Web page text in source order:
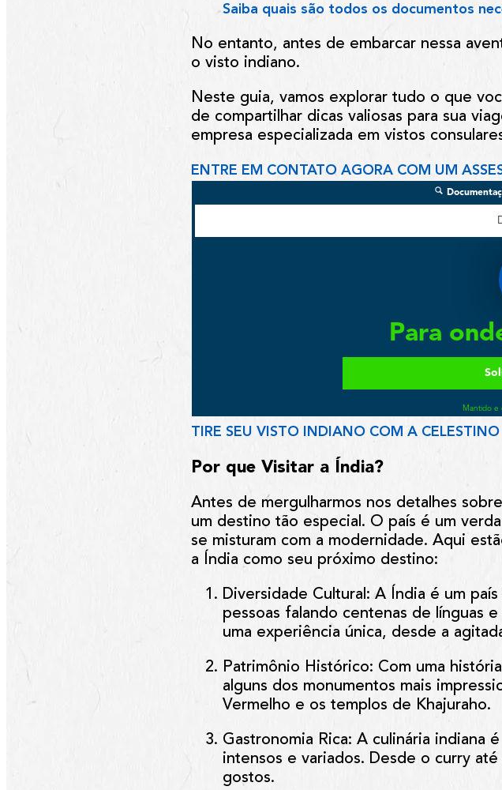
Saiba quais são todos os documentos
No entanto, antes de embarcar nessa
o visto indiano.
Neste guia, vamos explorar tudo o que
de compartilhar dicas valiosas para sua
empresa especializada em vistos
ENTRE EM CONTATO AGORA COM UM
TIRE SEU VISTO INDIANO COM A CELESTINO
Por que Visitar a Índia?
Antes de mergulharmos nos detalhes
um destino tão especial. O país é um
se misturam com a modernidade. Aqui
a Índia como seu próximo destino:
Diversidade Cultural : A Índia é um
pessoas falando centenas de línguas
uma experiência única, desde a
Patrimônio Histórico: Com uma
alguns dos monumentos mais
Vermelho e os templos de Khajuraho.
Gastronomia Rica: A culinária indiana
intensos e variados. Desde o curry
gostos.